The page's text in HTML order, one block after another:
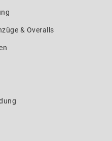
& Overalls